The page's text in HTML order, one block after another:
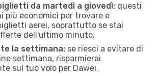
da martedì a giovedì: questi
più economici per trovare e
aerei, soprattutto se stai
dell'ultimo minuto.
la settimana: se riesci a evitare di
settimana, risparmierai
sul tuo volo per Dawei.